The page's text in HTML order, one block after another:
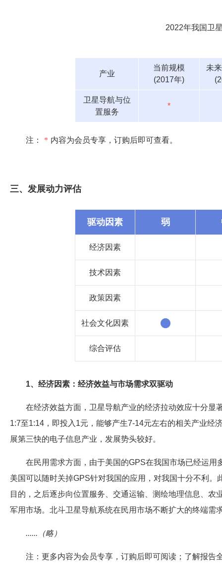
2022年我国卫
产业
当前规模
(2017年)
未
卫星导航与位
置服务
*
注： * 内容为会员专享，订购后即可查看。
三、发展动力评估
驱动因素 弱
经济因素
技术因素
政策因素
社会文化因素
综合评估
1、经济因素：经济效益与市场需求双驱动
在经济效益方面，卫星导航产业的经济拉动效应十分显
1:7至1:14，即投入1元，能够产生7-14元左右的相关产业经
展第三快的电子信息产业，发展势头较好。
在民用需求方面，由于美国的GPS在我国市场已经运
美国可以随时关掉GPS针对我国的应用，对我国十分不利
目的，之后逐步向位置服务、交通运输、测绘地理信息、
军用市场。北斗卫星导航系统在民用市场不断扩大的终端需
......（略）
注：更多内容为会员专享，订购后即可阅读；了解报告